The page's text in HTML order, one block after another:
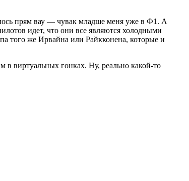
прям вау — чувак младше меня уже в Ф1. А
идет, что они все являются холодными
того же Ирвайна или Райкконена, которые и
в виртуальных гонках. Ну, реально какой-то